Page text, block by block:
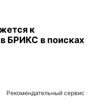
к
БРИКС в поисках
Рекомендательный сервис